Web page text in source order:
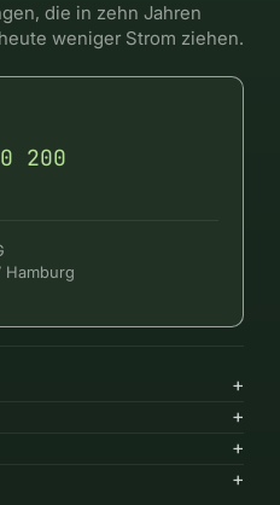
die in zehn Jahren
weniger Strom ziehen.
200
Hamburg
+
+
+
+